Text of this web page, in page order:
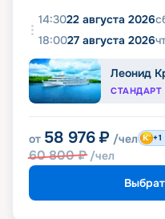
14:3022 августа 2026
18:0027 августа 2026
Леонид
СТАНДАРТ
от 58 976 ₽ /чел
60 800₽ /чел